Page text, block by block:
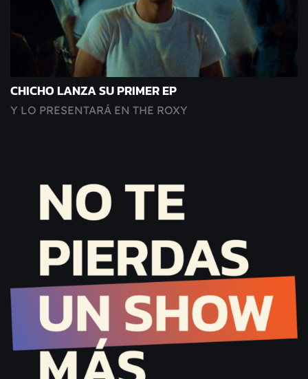
CHICHO LANZA SU PRIMER EP
Y LO PRESENTARÁ EN THE ROXY